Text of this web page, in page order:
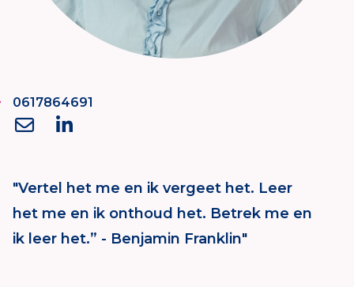
0617864691
"Vertel het me en ik vergeet het. Leer
het me en ik onthoud het. Betrek me en
ik leer het.” - Benjamin Franklin"